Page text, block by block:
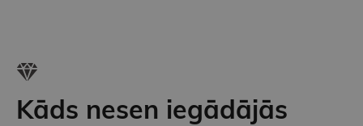
Kāds nesen iegādājās